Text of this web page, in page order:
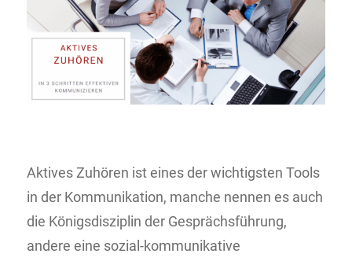
Aktives Zuhören ist eines der wichtigsten Tools
in der Kommunikation, manche nennen es auch
die Königsdisziplin der Gesprächsführung,
andere eine sozial-kommunikative